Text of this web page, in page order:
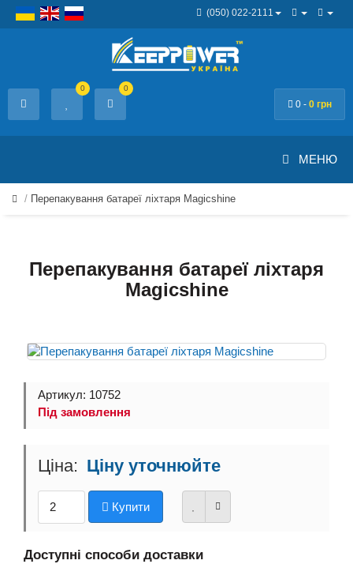
(050) 022-2111
0 - 0 грн
0 0
МЕНЮ
Перепакування батареї ліхтаря Magicshine
Перепакування батареї ліхтаря
Magicshine
Артикул: 10752
Під замовлення
Ціну уточнюйте
Купити
Доступні способи доставки